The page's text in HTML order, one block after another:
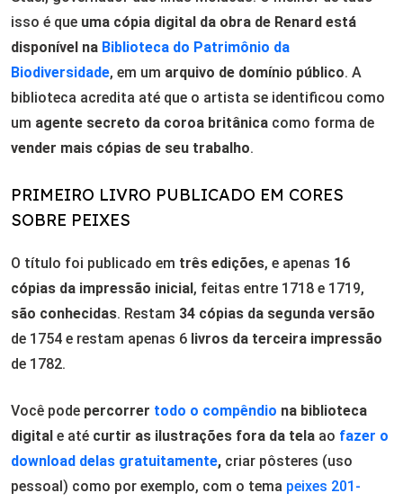
isso é que uma cópia digital da obra de Renard está
disponível na Biblioteca do Patrimônio da
Biodiversidade, em um arquivo de domínio público. A
biblioteca acredita até que o artista se identificou como
um agente secreto da coroa britânica como forma de
vender mais cópias de seu trabalho.
PRIMEIRO LIVRO PUBLICADO EM CORES
SOBRE PEIXES
O título foi publicado em três edições, e apenas 16
cópias da impressão inicial , feitas entre 1718 e 1719,
são conhecidas. Restam 34 cópias da segunda versão
de 1754 e restam apenas 6 livros da terceira impressão
de 1782.
Você pode percorrer todo o compêndio na biblioteca
digital e até curtir as ilustrações fora da tela ao fazer o
download delas gratuitamente, criar pôsteres (uso
pessoal) como por exemplo, com o tema peixes 201-